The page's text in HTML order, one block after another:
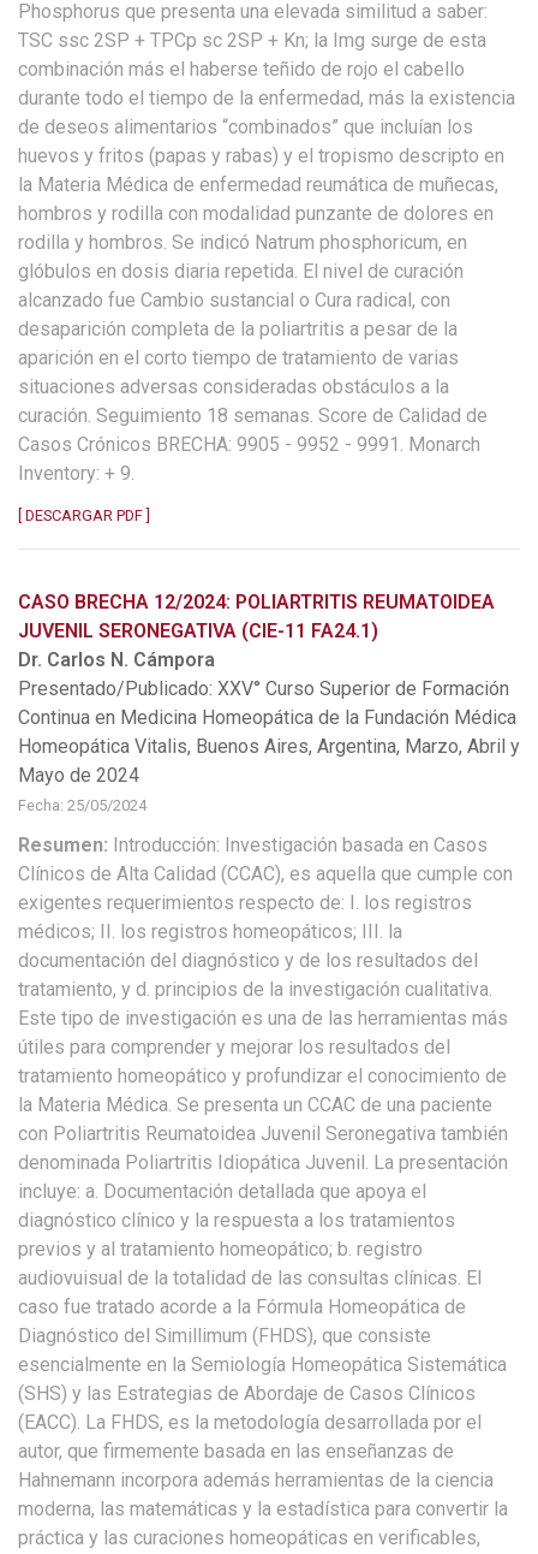
Phosphorus que presenta una elevada similitud a saber:
TSC ssc 2SP + TPCp sc 2SP + Kn; la Img surge de esta
combinación más el haberse teñido de rojo el cabello
durante todo el tiempo de la enfermedad, más la existencia
de deseos alimentarios “combinados” que incluían los
huevos y fritos (papas y rabas) y el tropismo descripto en
la Materia Médica de enfermedad reumática de muñecas,
hombros y rodilla con modalidad punzante de dolores en
rodilla y hombros. Se indicó Natrum phosphoricum, en
glóbulos en dosis diaria repetida. El nivel de curación
alcanzado fue Cambio sustancial o Cura radical, con
desaparición completa de la poliartritis a pesar de la
aparición en el corto tiempo de tratamiento de varias
situaciones adversas consideradas obstáculos a la
curación. Seguimiento 18 semanas. Score de Calidad de
Casos Crónicos BRECHA: 9905 - 9952 - 9991. Monarch
Inventory: + 9.
[ DESCARGAR PDF ]
CASO BRECHA 12/2024: POLIARTRITIS REUMATOIDEA
JUVENIL SERONEGATIVA (CIE-11 FA24.1)
Dr. Carlos N. Cámpora
Presentado/Publicado: XXV° Curso Superior de Formación
Continua en Medicina Homeopática de la Fundación Médica
Homeopática Vitalis, Buenos Aires, Argentina, Marzo, Abril y
Mayo de 2024
Fecha: 25/05/2024
Resumen: Introducción: Investigación basada en Casos
Clínicos de Alta Calidad (CCAC), es aquella que cumple con
exigentes requerimientos respecto de: I. los registros
médicos; II. los registros homeopáticos; III. la
documentación del diagnóstico y de los resultados del
tratamiento, y d. principios de la investigación cualitativa.
Este tipo de investigación es una de las herramientas más
útiles para comprender y mejorar los resultados del
tratamiento homeopático y profundizar el conocimiento de
la Materia Médica. Se presenta un CCAC de una paciente
con Poliartritis Reumatoidea Juvenil Seronegativa también
denominada Poliartritis Idiopática Juvenil. La presentación
incluye: a. Documentación detallada que apoya el
diagnóstico clínico y la respuesta a los tratamientos
previos y al tratamiento homeopático; b. registro
audiovuisual de la totalidad de las consultas clínicas. El
caso fue tratado acorde a la Fórmula Homeopática de
Diagnóstico del Simillimum (FHDS), que consiste
esencialmente en la Semiología Homeopática Sistemática
(SHS) y las Estrategias de Abordaje de Casos Clínicos
(EACC). La FHDS, es la metodología desarrollada por el
autor, que firmemente basada en las enseñanzas de
Hahnemann incorpora además herramientas de la ciencia
moderna, las matemáticas y la estadística para convertir la
práctica y las curaciones homeopáticas en verificables,